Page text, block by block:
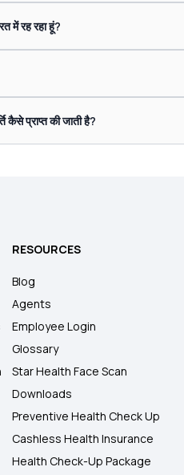
में रह रहा हूं?
कैसे प्राप्त की जाती है?
RESOURCES
Blog
Agents
Employee Login
Glossary
Star Health Face Scan
Downloads
Preventive Health Check Up
Cashless Health Insurance
Health Check-Up Package